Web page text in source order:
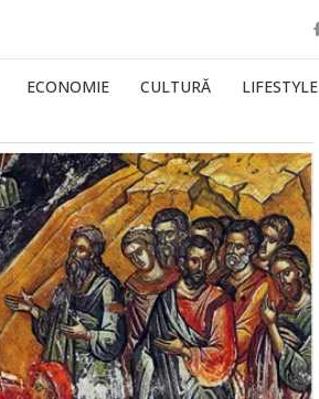
ECONOMIE CULTURĂ LIFESTYLE